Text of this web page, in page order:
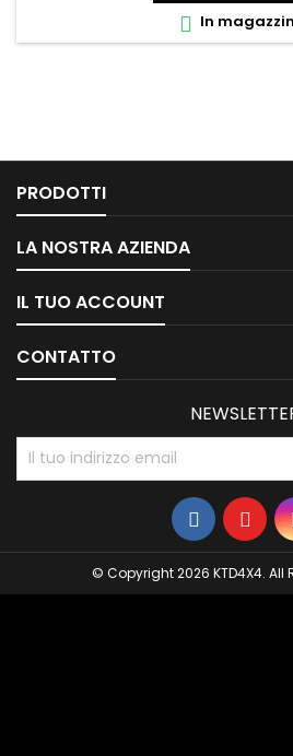
 In
PRODOTTI
LA NOSTRA AZIENDA
IL TUO ACCOUNT
CONTATTO
© Copyright 2026 KTD4X4. All